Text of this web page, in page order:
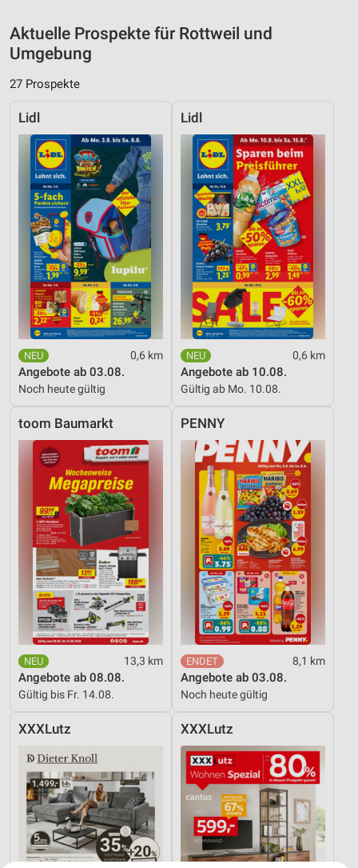
Aktuelle Prospekte für Rottweil und
Umgebung
27 Prospekte
Lidl
0,6 km
Angebote ab 03.08.
Noch heute gültig
Lidl
0,6 km
Angebote ab 10.08.
Gültig ab Mo. 10.08.
toom Baumarkt
13,3 km
Angebote ab 08.08.
Gültig bis Fr. 14.08.
PENNY
8,1 km
Angebote ab 03.08.
Noch heute gültig
XXXLutz XXXLutz